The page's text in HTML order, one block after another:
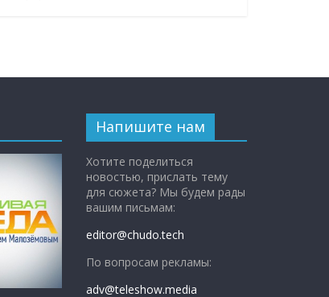
Напишите нам
Хотите поделиться
новостью, прислать тему
для сюжета? Мы будем рады
вашим письмам:
editor@chudo.tech
По вопросам рекламы:
adv@teleshow.media